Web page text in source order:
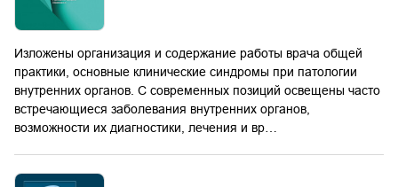
Изложены организация и содержание работы врача общей
практики, основные клинические синдромы при патологии
внутренних органов. С современных позиций освещены часто
встречающиеся заболевания внутренних органов,
возможности их диагностики, лечения и вр…